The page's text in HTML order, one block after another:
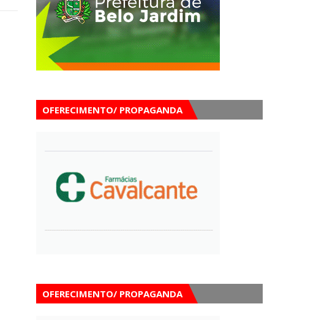
OFERECIMENTO/ PROPAGANDA
OFERECIMENTO/ PROPAGANDA